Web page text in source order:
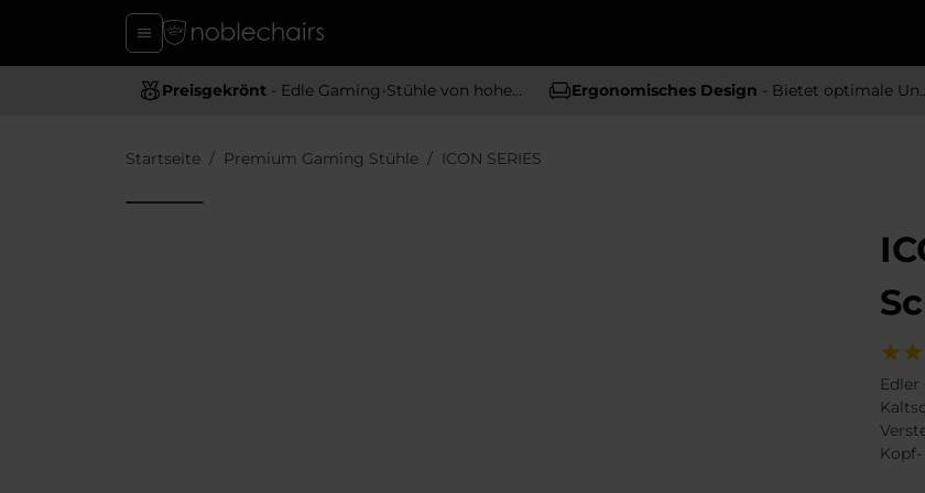
Preisgekrönt - Edle Gaming-Stühle von hoher Qualität Ergonomisches Design - Bietet optimale Unterstützung und Komfort
Startseite Premium Gaming Stühle ICON SERIES